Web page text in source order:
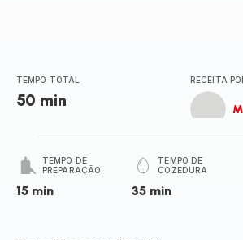
TEMPO TOTAL
50 min
RECEITA
TEMPO DE
PREPARAÇÃO
15 min
TEMPO DE
COZEDURA
35 min